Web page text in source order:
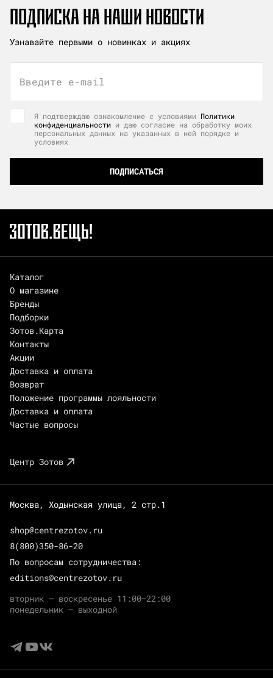
ПОДПИСКА НА НАШИ НОВОСТИ
Узнавайте первыми о новинках и акциях
Введите e-mail
Я подтверждаю ознакомление с условиями Политики
конфиденциальности и даю согласие на обработку моих
персональных данных на указанных в ней порядке и
условиях
ПОДПИСАТЬСЯ
Каталог
О магазине
Бренды
Подборки
Зотов.Карта
Контакты
Акции
Доставка и оплата
Возврат
Положение программы лояльности
Доставка и оплата
Частые вопросы
Центр Зотов
Москва, Ходынская улица, 2 стр.1
shop@centrezotov.ru
8(800)350-86-20
По вопросам сотрудничества:
editions@centrezotov.ru
вторник — воскресенье 11:00–22:00
понедельник — выходной